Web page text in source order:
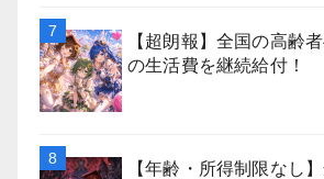
【超朗報】全国の高齢
の生活費を継続給付！
【年齢・所得制限なし